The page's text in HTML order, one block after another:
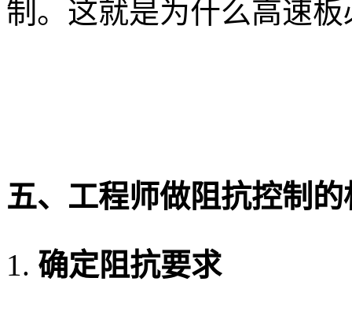
制。这就是为什么高速
五、工程师做阻抗控制
确定阻抗要求